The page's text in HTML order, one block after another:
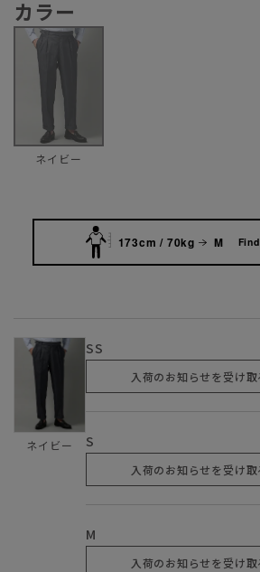
カラー
ネイビー
173cm / 70kg M
ネイビー
SS
入荷のお知らせを受け取
S
入荷のお知らせを受け取
M
入荷のお知らせを受け取